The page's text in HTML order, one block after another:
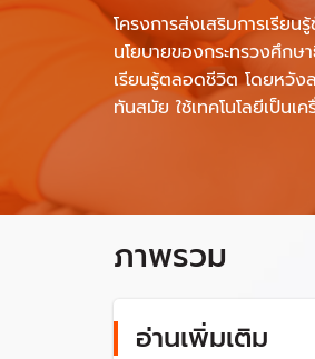
โครงการส่งเสริมการเรี
นโยบายของกระทรวงศึกษ
เรียนรู้ตลอดชีวิต โดยหวัง
ทันสมัย ใช้เทคโนโลยีเป็นเ
ภาพรวม
อ่านเพิ่มเติม